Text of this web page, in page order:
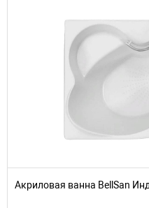
Акриловая ванна BellSan